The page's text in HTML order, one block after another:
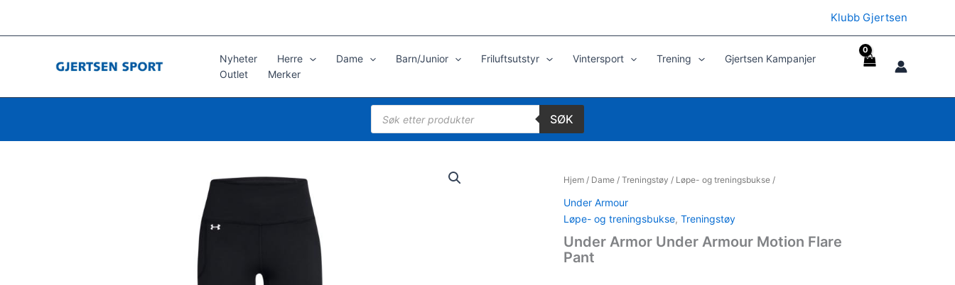
til
Klubb Gjertsen
Nyheter Herre Dame Barn/Junior Friluftsutstyr Vintersport Trening
Gjertsen Kampanjer
Outlet
Merker
Products
search
SØK
Hjem/ Dame/ Treningstøy / Løpe- og treningsbukse/
Under Armour
Løpe- og treningsbukse, Treningstøy
Under Armor Under Armour Motion Flare
Pant